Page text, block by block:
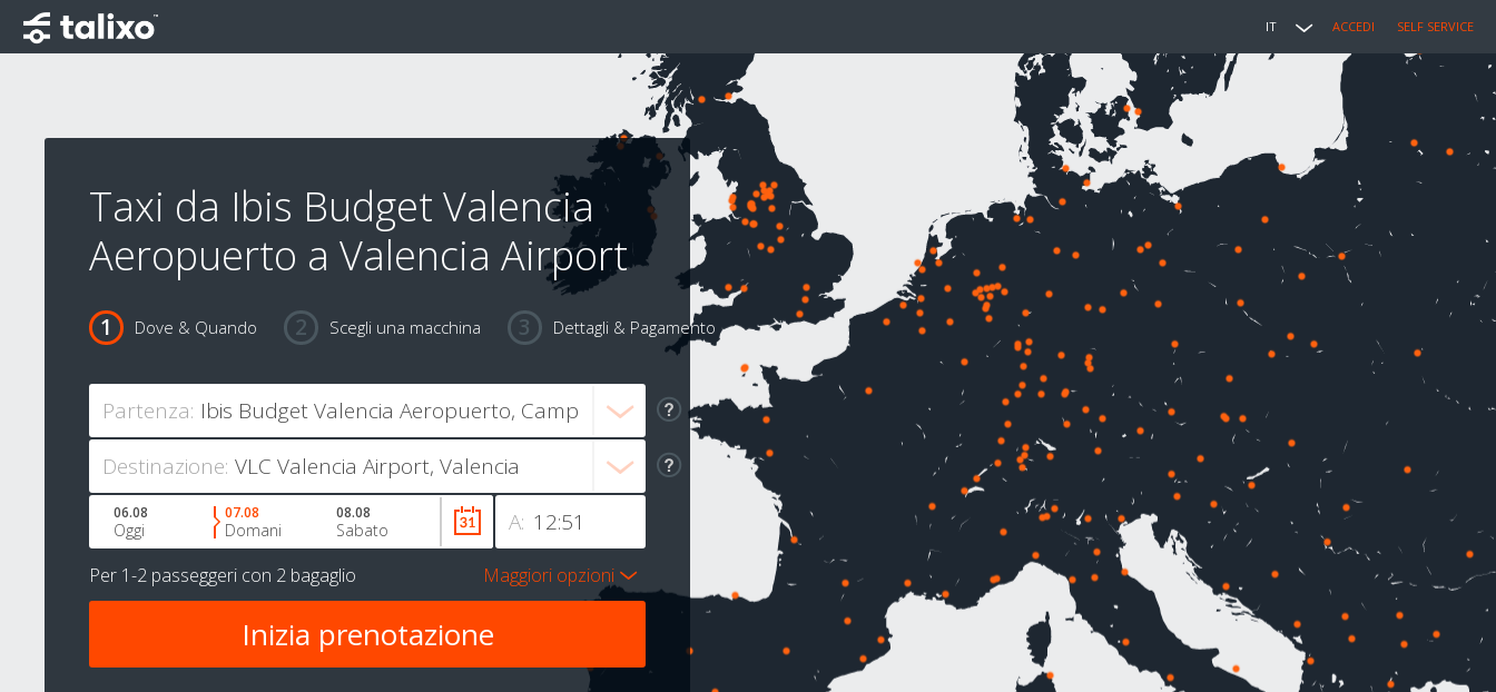
IT ACCEDI SELF SERVICE
Taxi da Ibis Budget Valencia
Aeropuerto a Valencia Airport
Dove & Quando Scegli una macchina Dettagli & Pagamento
Partenza:
Destinazione:
A:
06.08
Oggi
07.08
Domani
08.08
Sabato
Per 1-2 passeggeri con 2 bagaglio Maggiori opzioni